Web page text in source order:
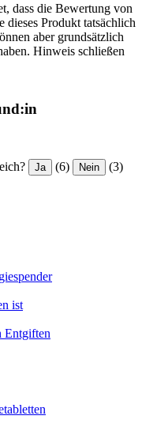
dass die Bewertung von
dieses Produkt tatsächlich
aber grundsätzlich
Hinweis schließen
Ja (6) Nein (3)
ist
Entgiften